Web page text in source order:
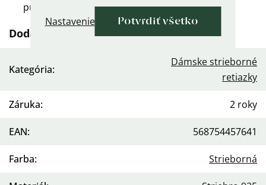
Nastavenie Potvrdiť všetko
puncov rýdzosti 925.
Dodatočné parametre
Kategória:
Dámske strieborné
retiazky
Záruka: 2 roky
EAN: 568754457641
Farba: Strieborná